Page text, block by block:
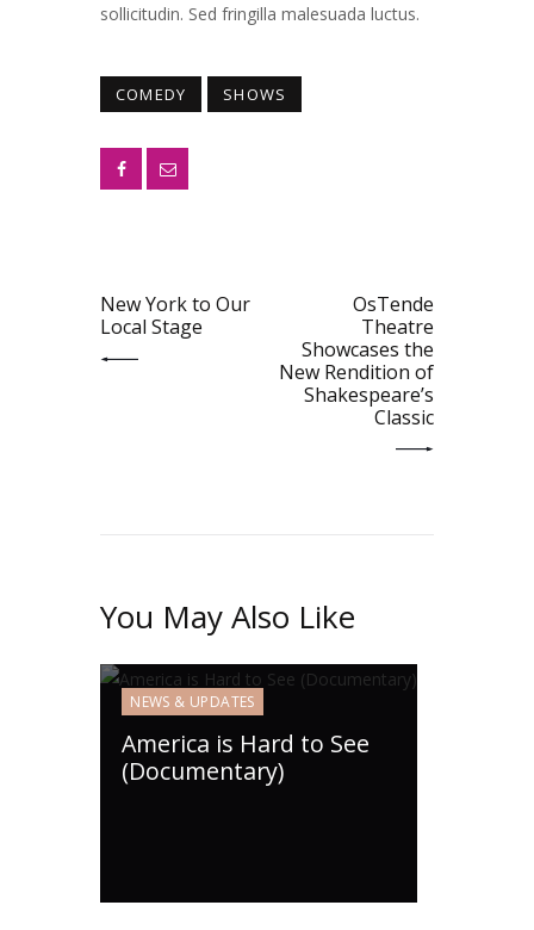
sollicitudin. Sed fringilla malesuada luctus.
COMEDY SHOWS
New York to Our
Local Stage
OsTende
Theatre
Showcases the
New Rendition of
Shakespeare’s
Classic
You May Also Like
NEWS & UPDATES
America is Hard to See
(Documentary)